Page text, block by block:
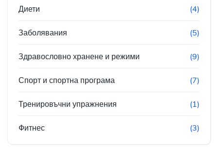
Диети (4)
Заболявания (5)
Здравословно хранене и режими (9)
Спорт и спортна програма (7)
Тренировъчни упражнения (1)
Фитнес (3)